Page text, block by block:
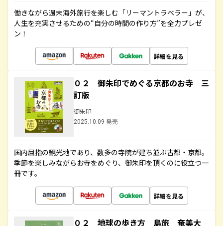
働きながら週末海外旅行を楽しむ「リーマントラベラー」が、
人生を充実させるための“自分の時間の作り方”を全力プレゼ
ン！
詳細を見る
０２ 御朱印でめぐる京都のお寺 三
訂版
御朱印
2025.10.09 発売
国内屈指の観光地であり、数多の寺院が建ち並ぶ古都・京都。
季節を楽しみながらお寺をめぐり、御朱印を頂くのに役立つ一
冊です。
詳細を見る
０２ 地球の歩き方 島旅 奄美大